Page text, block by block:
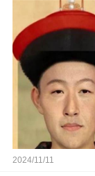
2024/11/11